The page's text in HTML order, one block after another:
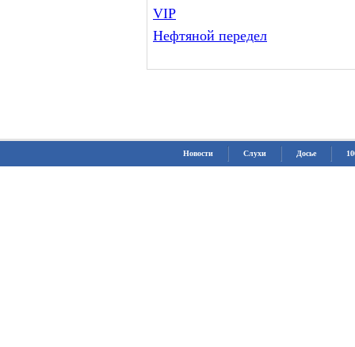
VIP
Нефтяной передел
Новости Слухи Досье